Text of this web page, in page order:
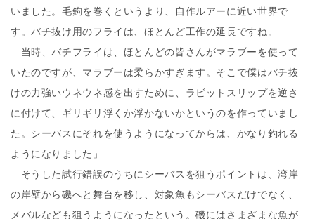
いました。毛鉤を巻くというより、自作ルアーに近い世界で
す。バチ抜け用のフライは、ほとんど工作の延長ですね。
当時、バチフライは、ほとんどの皆さんがマラブーを使って
いたのですが、マラブーは柔らかすぎます。そこで僕はバチ抜
けの力強いウネウネ感を出すために、ラビットスリップを逆さ
に付けて、ギリギリ浮くか浮かないかというのを作っていまし
た。シーバスにそれを使うようになってからは、かなり釣れる
ようになりました」
そうした試行錯誤のうちにシーバスを狙うポイントは、湾岸
の岸壁から磯へと舞台を移し、対象魚もシーバスだけでなく、
メバルなども狙うようになったという。磯にはさまざまな魚が